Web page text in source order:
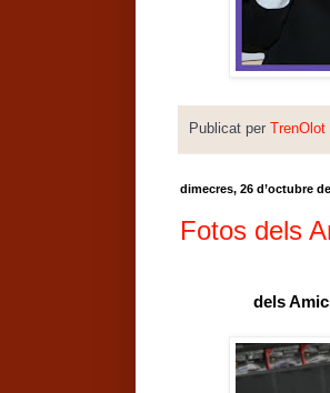
Publicat per TrenOlot
dimecres, 26 d’octubre
Fotos dels
dels